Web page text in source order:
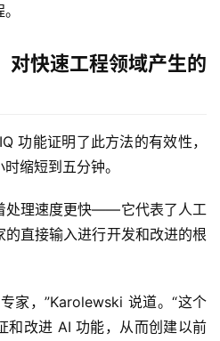
对快速工程领域产生的
功能证明了此方法的有效性，
缩短到五分钟。
处理速度更快——它代表了人工
直接输入进行开发和改进的根
家，”Karolewski 说道。“这个
和改进 AI 功能，从而创建以前